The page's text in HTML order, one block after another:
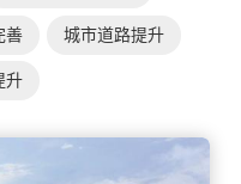
善 城市道路提升
升